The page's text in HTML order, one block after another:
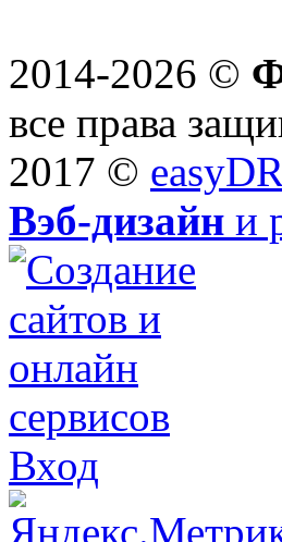
2014-2026 ©
все права
2017 ©
Вэб-дизайн и
Вход